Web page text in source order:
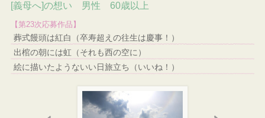
[義母へ]の想い 男性 60歳以上
【第23次応募作品】
葬式饅頭は紅白（卒寿超えの往生は慶事！）
出棺の朝には虹（それも西の空に）
絵に描いたようないい日旅立ち（いいね！）